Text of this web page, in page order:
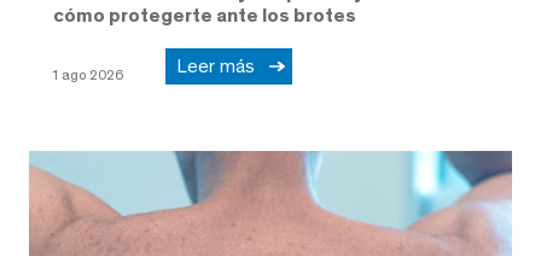
cómo protegerte ante los brotes
1 ago 2026 Leer más